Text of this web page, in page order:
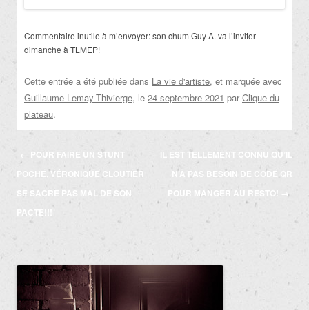
Commentaire inutile à m’envoyer:son chum Guy A. va l’inviter
dimanche à TLMEP!
Cette entrée a été publiée dans La vie d'artiste, et marquée avec
Guillaume Lemay-Thivierge, le 24 septembre 2021 par Clique du
plateau.
Navigation
des
articles
← POUR FAIRE UN STUNT
POCHE, VÉRONIQUE CLOUTIER
SE SACRE PAS MAL DE SON
PACTE!!!
IL EST TELLEMENT CONNU QU’IL
N’A PAS BESOIN DE CODE QR
POUR MANGER AU RESTO!
→